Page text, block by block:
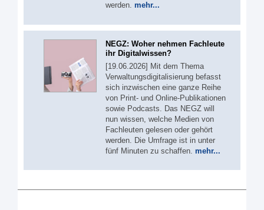
werden. mehr...
NEGZ: Woher nehmen Fachleute
ihr Digitalwissen?
[19.06.2026] Mit dem Thema
Verwaltungsdigitalisierung befasst
sich inzwischen eine ganze Reihe
von Print- und Online-Publikationen
sowie Podcasts. Das NEGZ will
nun wissen, welche Medien von
Fachleuten gelesen oder gehört
werden. Die Umfrage ist in unter
fünf Minuten zu schaffen. mehr...